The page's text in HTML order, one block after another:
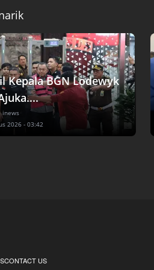
Kepala BGN Lodewyk
inews
2026 - 03:42
CONTACT US